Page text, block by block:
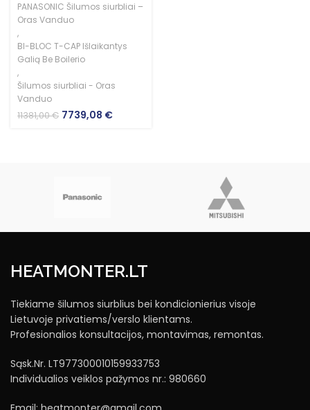
PANASONIC Šilumos siurbliai –
Oras Vanduo
,
BI-BLOC T-CAP Išlaikantys
Galią Be Boilerio
,
Šilumos siurbliai - Oras
Vanduo
11381,00€ Original
7739,08 €Current
HEATMONTER.LT
Tiekiame šilumos siurblius bei kondicionierius visoje
Lietuvoje privatiems/verslo klientams.
Profesionalios konsultacijos, montavimas, remontas.
Sąsk.Nr. LT977300010159933753
Individualios veiklos pažymos nr.: 980660